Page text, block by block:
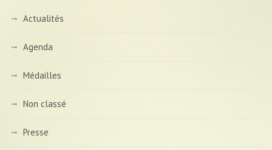
Actualités
Agenda
Médailles
Non classé
Presse